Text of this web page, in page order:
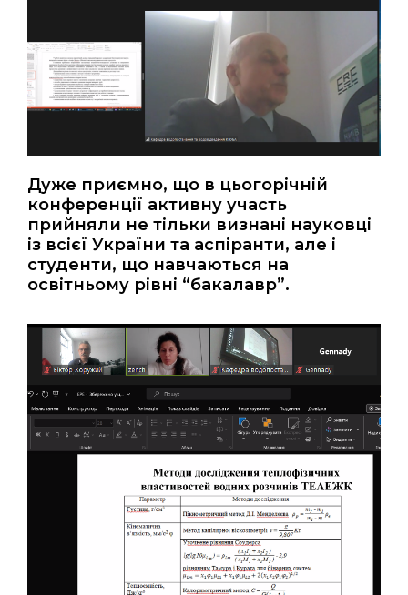
Дуже приємно, що в цьогорічній
конференції активну участь
прийняли не тільки визнані науковці
із всієї України та аспіранти, але і
студенти, що навчаються на
освітньому рівні “бакалавр”.